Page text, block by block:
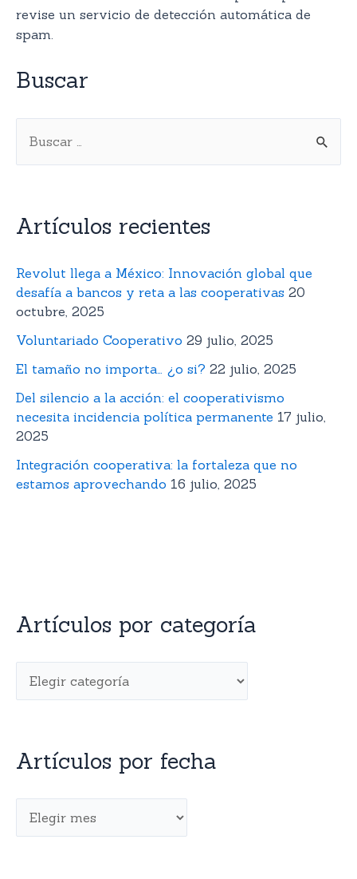
revise un servicio de detección automática de
spam.
Buscar
Artículos recientes
Revolut llega a México: Innovación global que
desafía a bancos y reta a las cooperativas 20
octubre, 2025
Voluntariado Cooperativo 29 julio, 2025
El tamaño no importa… ¿o si? 22 julio, 2025
Del silencio a la acción: el cooperativismo
necesita incidencia política permanente 17 julio,
2025
Integración cooperativa: la fortaleza que no
estamos aprovechando 16 julio, 2025
Artículos por categoría
Artículos por fecha